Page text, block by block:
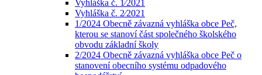
Vyhláška č. 1⁄2021
Vyhláška č. 2⁄2021
1/2024 Obecně závazná vyhláška obce Peč,
kterou se stanoví část společného školského
obvodu základní školy
2/2024 Obecně závazná vyhláška obce Peč o
stanovení obecního systému odpadového